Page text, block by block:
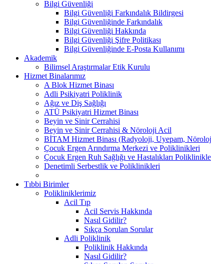
Bilgi Güvenliği
Bilgi Güvenliği Farkındalık Bildirgesi
Bilgi Güvenliğinde Farkındalık
Bilgi Güvenliği Hakkında
Bilgi Güvenliği Şifre Politikası
Bilgi Güvenliğinde E-Posta Kullanımı
Akademik
Bilimsel Araştırmalar Etik Kurulu
Hizmet Binalarımız
A Blok Hizmet Binası
Adli Psikiyatri Poliklinik
Ağız ve Diş Sağlığı
ATÜ Psikiyatri Hizmet Binası
Beyin ve Sinir Cerrahisi
Beyin ve Sinir Cerrahisi & Nöroloji Acil
BİTAM Hizmet Binası (Radyoloji, Uyepam,
Çocuk Ergen Arındırma Merkezi ve Poliklinikleri
Çocuk Ergen Ruh Sağlığı ve Hastalıkları
Denetimli Serbestlik ve Poliklinikleri
Tıbbi Birimler
Polikliniklerimiz
Acil Tıp
Acil Servis Hakkında
Nasıl Gidilir?
Sıkça Sorulan Sorular
Adli Poliklinik
Poliklinik Hakkında
Nasıl Gidilir?